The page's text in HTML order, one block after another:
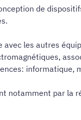
de
avec les autres
informatique,
notamment par la